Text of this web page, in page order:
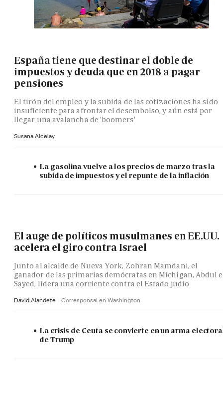
España tiene que destinar el doble de
impuestos y deuda que en 2018 a pagar
pensiones
El tirón del empleo y la subida de las cotizaciones ha sido
insuficiente para afrontar el desembolso, y aún está por
llegar una avalancha de 'boomers'
Susana Alcelay
La gasolina vuelve a los precios de marzo tras la
subida de impuestos y el repunte de la inflación
El auge de políticos musulmanes en EE.UU.
acelera el giro contra Israel
Junto al alcalde de Nueva York, Zohran Mamdani, el
ganador de las primarias demócratas en Míchigan, Abdul
Sayed, lidera una corriente contra el Estado judío
David Alandete Corresponsal en Washington
La crisis de Ceuta se convierte en un arma
de Trump